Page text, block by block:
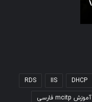
DHCP
IIS
RDS
آموزش mcitp فارسی